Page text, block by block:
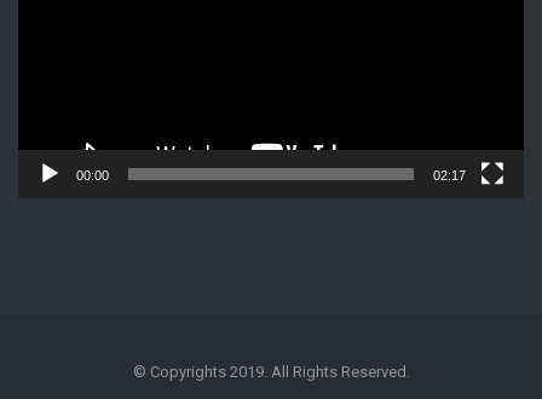
00:00 02:17
© Copyrights 2019. All Rights Reserved.